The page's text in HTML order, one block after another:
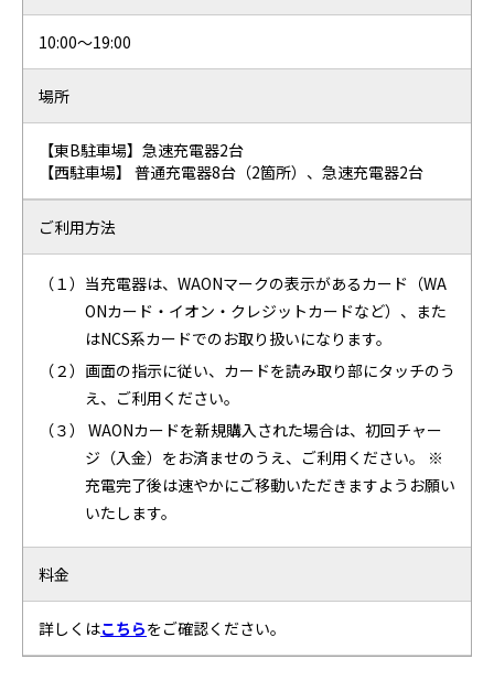
10:00～19:00
場所
【東B駐車場】急速充電器2台
【西駐車場】 普通充電器8台（2箇所）、急速充電器2台
ご利用方法
（１）当充電器は、WAONマークの表示があるカード（WA
ONカード・イオン・クレジットカードなど）、また
はNCS系カードでのお取り扱いになります。
（２）画面の指示に従い、カードを読み取り部にタッチのう
え、ご利用ください。
（３） WAONカードを新規購入された場合は、初回チャー
ジ（入金）をお済ませのうえ、ご利用ください。 ※
充電完了後は速やかにご移動いただきますようお願い
いたします。
料金
詳しくはこちらをご確認ください。